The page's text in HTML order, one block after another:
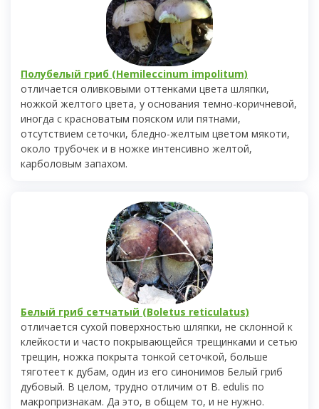
Полубелый гриб (Hemileccinum impolitum)
отличается оливковыми оттенками цвета шляпки,
ножкой желтого цвета, у основания темно-коричневой,
иногда с красноватым пояском или пятнами,
отсутствием сеточки, бледно-желтым цветом мякоти,
около трубочек и в ножке интенсивно желтой,
карболовым запахом.
Белый гриб сетчатый (Boletus reticulatus)
отличается сухой поверхностью шляпки, не склонной к
клейкости и часто покрывающейся трещинками и сетью
трещин, ножка покрыта тонкой сеточкой, больше
тяготеет к дубам, один из его синонимов Белый гриб
дубовый. В целом, трудно отличим от B. edulis по
макропризнакам. Да это, в общем то, и не нужно.